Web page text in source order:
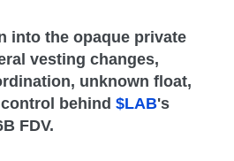
into the opaque private
vesting changes,
unknown float,
control behind$LAB's
FDV.